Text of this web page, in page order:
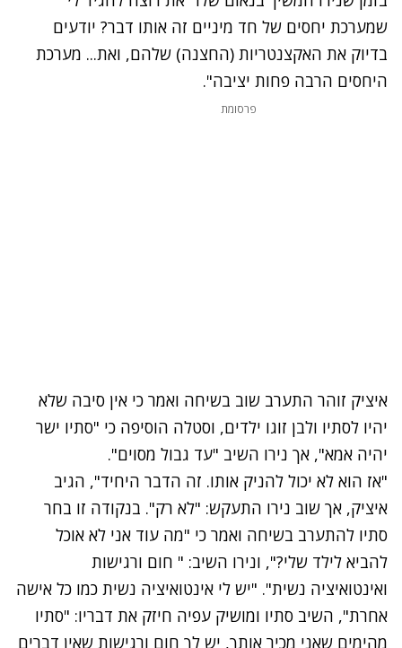
שמערכת יחסים של חד מיניים זה אותו דבר? יודעים
בדיוק את האקצנטריות (החצנה) שלהם, ואת... מערכת
היחסים הרבה פחות יציבה".
פרסומת
איציק זוהר התערב שוב בשיחה ואמר כי אין סיבה שלא
יהיו לסתיו ולבן זוגו ילדים, וסטלה הוסיפה כי "סתיו ישר
יהיה אמא", אך נירו השיב "עד גבול מסוים".
"אז הוא לא יכול להניק אותו. זה הדבר היחיד", הגיב
איציק, אך שוב נירו התעקש: "לא רק". בנקודה זו בחר
סתיו להתערב בשיחה ואמר כי "מה עוד אני לא אוכל
להביא לילד שלי?", ונירו השיב: " חום ורגישות
ואינטואיציה נשית". "יש לי אינטואיציה נשית כמו כל אישה
אחרת", השיב סתיו ומושיק עפיה חיזק את דבריו: "סתיו
מהימים שאני מכיר אותך, יש לך חום ורגישות שאין דברים